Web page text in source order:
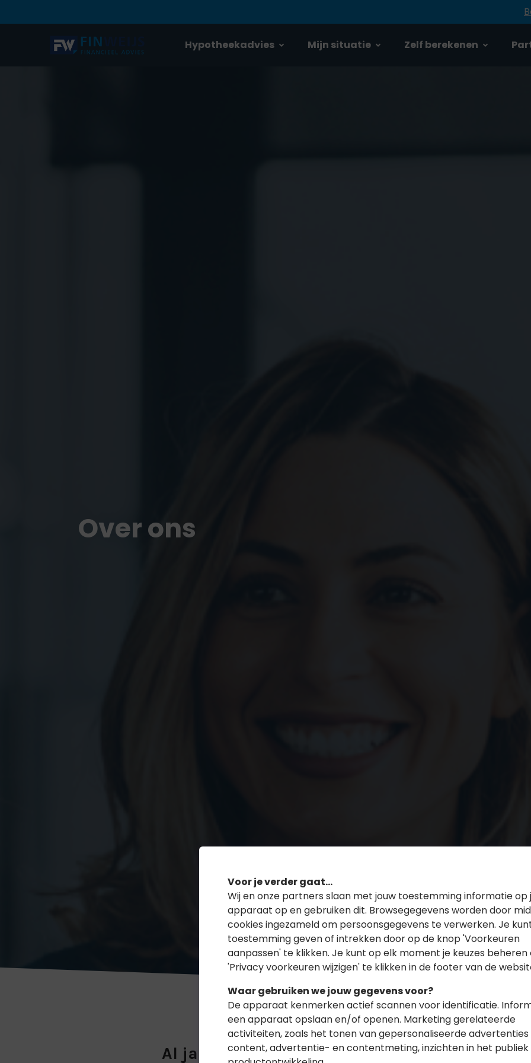
Hypotheekadvies Mijn situatie Zelf berekenen
Over ons
Al jarenlang betrokken bij financiële keuzes
Voor je verder gaat...
Wij en onze partners slaan met jouw toestemming informatie op
apparaat op en gebruiken dit. Browsegegevens worden door
cookies ingezameld om persoonsgegevens te verwerken. Je
toestemming geven of intrekken door op de knop 'Voorkeuren
aanpassen' te klikken. Je kunt op elk moment je keuzes
'Privacy voorkeuren wijzigen' te klikken in de footer van de
Waar gebruiken we jouw gegevens voor?
De apparaat kenmerken actief scannen voor identificatie.
een apparaat opslaan en/of openen. Marketing gerelateerde
activiteiten, zoals het tonen van gepersonaliseerde advertenties
content, advertentie- en contentmeting, inzichten in het publiek